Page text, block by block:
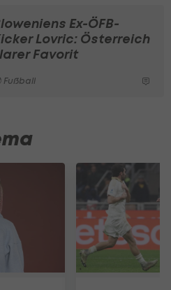
Ex-ÖFB-
Lovric: Österreich
Favorit
Fußball